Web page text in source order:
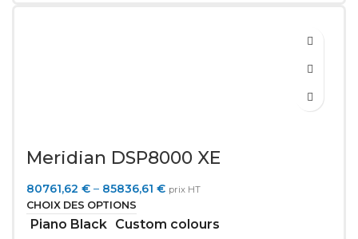
Meridian DSP8000 XE
80761,62 € – 85836,61 € prix HT
CHOIX DES OPTIONS
Piano Black Custom colours